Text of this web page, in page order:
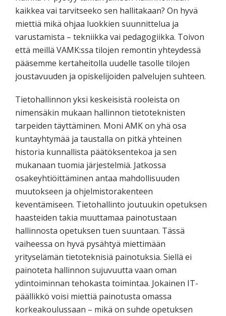
kaikkea vai tarvitseeko sen hallitakaan? On hyvä
miettiä mikä ohjaa luokkien suunnittelua ja
varustamista – tekniikka vai pedagogiikka. Toivon
että meillä VAMK:ssa tilojen remontin yhteydessä
pääsemme kertaheitolla uudelle tasolle tilojen
joustavuuden ja opiskelijoiden palvelujen suhteen.
Tietohallinnon yksi keskeisistä rooleista on
nimensäkin mukaan hallinnon tietoteknisten
tarpeiden täyttäminen. Moni AMK on yhä osa
kuntayhtymää ja taustalla on pitkä yhteinen
historia kunnallista päätöksentekoa ja sen
mukanaan tuomia järjestelmiä. Jatkossa
osakeyhtiöittäminen antaa mahdollisuuden
muutokseen ja ohjelmistorakenteen
keventämiseen. Tietohallinto joutuukin opetuksen
haasteiden takia muuttamaa painotustaan
hallinnosta opetuksen tuen suuntaan. Tässä
vaiheessa on hyvä pysähtyä miettimään
yrityselämän tietoteknisiä painotuksia. Siellä ei
painoteta hallinnon sujuvuutta vaan oman
ydintoiminnan tehokasta toimintaa. Jokainen IT-
päällikkö voisi miettiä painotusta omassa
korkeakoulussaan – mikä on suhde opetuksen